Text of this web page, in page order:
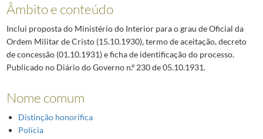
Âmbito e conteúdo
Inclui proposta do Ministério do Interior para o grau de Oficial da
Ordem Militar de Cristo (15.10.1930), termo de aceitação, decreto
de concessão (01.10.1931) e ficha de identificação do processo.
Publicado no Diário do Governo n.º 230 de 05.10.1931.
Nome comum
Distinção honorífica
Polícia